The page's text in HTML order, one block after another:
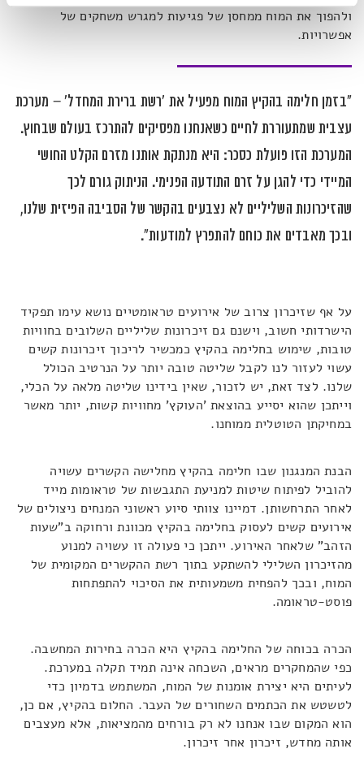
ולהפוך את המוח ממחסן של פגיעות למגרש משחקים של
אפשרויות.
"בזמן חלימה בהקיץ המוח מפעיל את 'רשת ברירת המחדל' – מערכת
עצבית שמתעוררת לחיים כשאנחנו מפסיקים להתרכז בעולם שבחוץ.
המערכת הזו פועלת כסכר: היא מנתקת אותנו מזרם הקלט החושי
המיידי כדי להגן על זרם התודעה הפנימי. הניתוק גורם לכך
שהזיכרונות השליליים לא נצבעים בהקשר של הסביבה הפיזית שלנו,
ובכך מאבדים את כוחם להתפרץ למודעות".
על אף שזיכרון צרוב של אירועים טראומטיים נושא עימו תפקיד
הישרדותי חשוב, וישנם גם זיכרונות שליליים השלובים בחוויות
טובות, שימוש בחלימה בהקיץ כמכשיר לריכוך זיכרונות קשים
עשוי לעזור לנו לקבל שליטה טובה יותר על הנרטיב הכולל
שלנו. לצד זאת, יש לזכור, שאין בידינו שליטה מלאה על הכלי,
וייתכן שהוא יסייע בהוצאת 'העוקץ' מחוויות קשות, יותר מאשר
במחיקתן הטוטלית ממוחנו.
הבנת המנגנון שבו חלימה בהקיץ מחלישה הקשרים עשויה
להוביל לפיתוח שיטות למניעת התגבשות של טראומות מייד
לאחר התרחשותן. דמיינו צוותי סיוע ראשוני המנחים ניצולים של
אירועים קשים לעסוק בחלימה בהקיץ מכוונת ורחוקה ב"שעות
הזהב" שלאחר האירוע. ייתכן כי פעולה זו עשויה למנוע
מהזיכרון השלילי להשתקע בתוך רשת ההקשרים המקומית של
המוח, ובכך להפחית משמעותית את הסיכוי להתפתחות
פוסט-טראומה.
הכרה בכוחה של החלימה בהקיץ היא הכרה בחירות המחשבה.
כפי שהמחקרים מראים, השכחה אינה תמיד תקלה במערכת.
לעיתים היא יצירת אומנות של המוח, המשתמש בדמיון כדי
לטשטש את הכתמים השחורים של העבר. החלום בהקיץ, אם כן,
הוא המקום שבו אנחנו לא רק בורחים מהמציאות, אלא מעצבים
אותה מחדש, זיכרון אחר זיכרון.